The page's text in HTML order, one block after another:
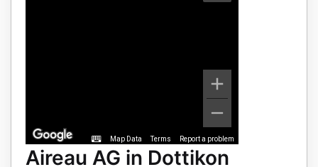
Map Data Terms Report a problem
Aireau AG in Dottikon